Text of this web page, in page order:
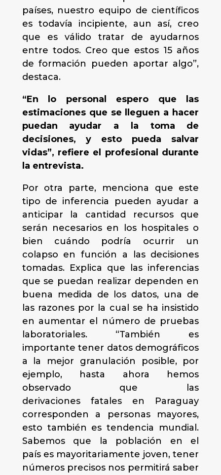
países, nuestro equipo de científicos
es todavía incipiente, aun así, creo
que es válido tratar de ayudarnos
entre todos. Creo que estos 15 años
de formación pueden aportar algo”,
destaca.
“En lo personal espero que las
estimaciones que se lleguen a hacer
puedan ayudar a la toma de
decisiones, y esto pueda salvar
vidas”, refiere el profesional durante
la entrevista.
Por otra parte, menciona que este
tipo de inferencia pueden ayudar a
anticipar la cantidad recursos que
serán necesarios en los hospitales o
bien cuándo podría ocurrir un
colapso en función a las decisiones
tomadas. Explica que las inferencias
que se puedan realizar dependen en
buena medida de los datos, una de
las razones por la cual se ha insistido
en aumentar el número de pruebas
laboratoriales. “También es
importante tener datos demográficos
a la mejor granulación posible, por
ejemplo, hasta ahora hemos
observado que las
derivaciones fatales en Paraguay
corresponden a personas mayores,
esto también es tendencia mundial.
Sabemos que la población en el
país es mayoritariamente joven, tener
números precisos nos permitirá saber